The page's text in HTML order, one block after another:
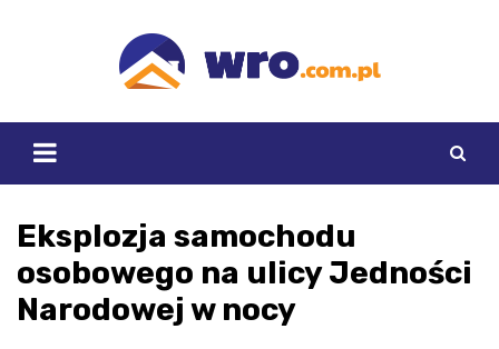
Eksplozja samochodu
osobowego na ulicy Jedności
Narodowej w nocy